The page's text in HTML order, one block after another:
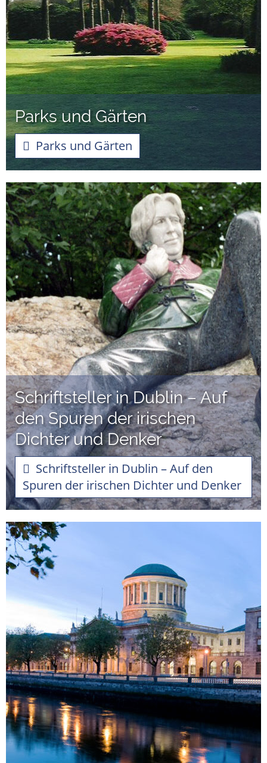
Parks und Gärten
Parks und Gärten
Schriftsteller in Dublin – Auf
den Spuren der irischen
Dichter und Denker
Schriftsteller in Dublin – Auf den
Spuren der irischen Dichter und Denker